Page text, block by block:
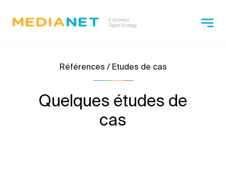
Références / Etudes de cas
Quelques études de
cas